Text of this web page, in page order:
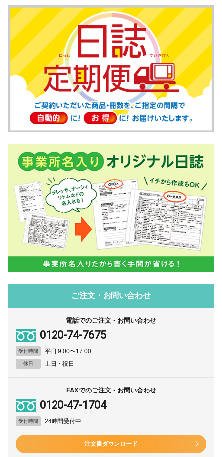
ご注文・お問い合わせ
電話でのご注文・お問い合わせ
0120-74-7675
受付時間 平日 9:00〜17:00
休日 土日・祝日
FAXでのご注文・お問い合わせ
0120-47-1704
受付時間 24時間受付中
注文書ダウンロード